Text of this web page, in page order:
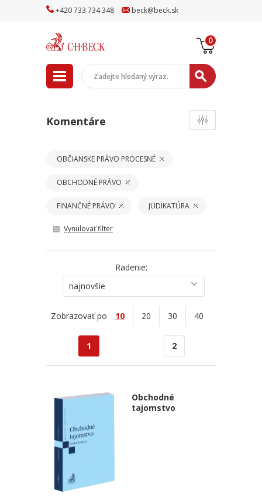
+420733 734348 beck@beck.sk
0
Komentáre
OBČIANSKE PRÁVO PROCESNÉ
OBCHODNÉ PRÁVO
FINANČNÉ PRÁVO JUDIKATÚRA
Vynulovať filter
Radenie:
najnovšie
Zobrazovať po 10 20 30 40
1 2
Obchodné
tajomstvo